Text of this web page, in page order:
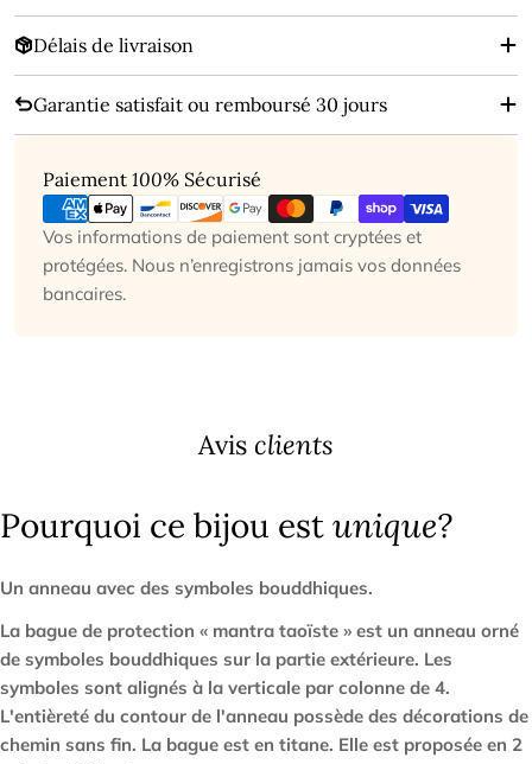
Délais de livraison
Garantie satisfait ou remboursé 30 jours
Paiement 100% Sécurisé
Modes
de
paiement
Vos informations de paiement sont cryptées et
protégées. Nous n’enregistrons jamais vos données
bancaires.
Avis clients
Pourquoi ce bijou estunique?
Un anneau avec des symboles bouddhiques.
La bague de protection « mantra taoïste » est un anneau orné
de symboles bouddhiques sur la partie extérieure. Les
symboles sont alignés à la verticale par colonne de 4.
L'entièreté du contour de l'anneau possède des décorations de
chemin sans fin. La bague est en titane. Elle est proposée en 2